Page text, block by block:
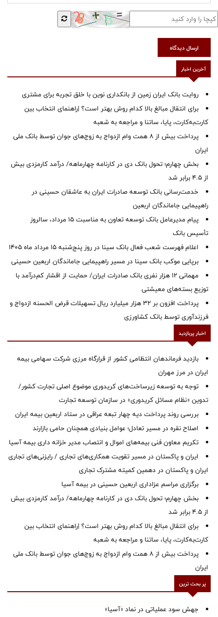
ارسال دیدگاه
آخرین اخبار
روایت بانک ایران زمین از بانکداری نوین با خلق تجربه برای مشتری
برای انتقال مبالغ بالا کدام روش بهتر است؟ |راهنمای انتخاب بین
کارت‌به‌کارت، پایا، ساتنا و مراجعه به شعبه
پرداخت بیش از ۸ همت وام ازدواج به زوج‌های جوان توسط بانک ملی
ایران
بخش چهارم؛ تحول بانک دی در کارنامه چهارماهه/ درآمد کارمزدی بیش
از ۴.۵ برابر شد
خدمت‌رسانی بانک توسعه صادرات ایران به عاشقان حسینی در
راهپیمایی جاماندگان اربعین
پیام مدیرعامل بانک توسعه تعاون به مناسبت 15 مرداد، سالروز
تأسیس بانک
اعلام فهرست شعب فعال بانک سینا در روز پنج‌شنبه 15 مرداد ماه 1405
برپایی موکب بانک سینا در مسیر راهپیمایی جاماندگان اربعین حسینی
مهمانی ۱۲ هزار نفری بانک صادرات ایران/ حمایت از اقشار کم‌درآمد با
توزیع بسته‌های معیشتی
پرداخت افزون بر 32 هزار میلیارد ریال تسهیلات قرض الحسنه ازدواج و
فرزندآوری توسط بانک کشاورزی
اخبار پربازدید
بازدید فرماندهان انتظامی کشور از قرارگاه مرزی شرکت سهامی بیمه
ایران در مرز مهران
توجه به توسعه زیرساخت‌های کریدوری موضوع اصلی تجارت کشور/
تدوین «نظام مسائل کریدوری» در سازمان توسعه تجارت
بررسی روند پرداخت دیه چهار تبعه عراقی در ستاد اربعین بیمه ایران
اصلاح نقره در مسیر تعادل؛ عوامل بنیادی همچنان حامی بازارند
تکریم معاون فنی بیمه‌های اموال و انتصاب مدیر خزانه داری بیمه آسیا
ایران و پاکستان در مسیر تقویت همکاری‌های تجاری / رایزنی‌های تجاری
ایران و پاکستان در دهمین کمیته مشترک تجاری
برگزاری مراسم عزاداری اربعین حسینی در بیمه آسیا
بخش چهارم؛ تحول بانک دی در کارنامه چهارماهه/ درآمد کارمزدی بیش
از ۴.۵ برابر شد
برای انتقال مبالغ بالا کدام روش بهتر است؟ |راهنمای انتخاب بین
کارت‌به‌کارت، پایا، ساتنا و مراجعه به شعبه
پرداخت بیش از ۸ همت وام ازدواج به زوج‌های جوان توسط بانک ملی
ایران
پر بحث ترین
جهش سود عملیاتی در نماد «آسیا»